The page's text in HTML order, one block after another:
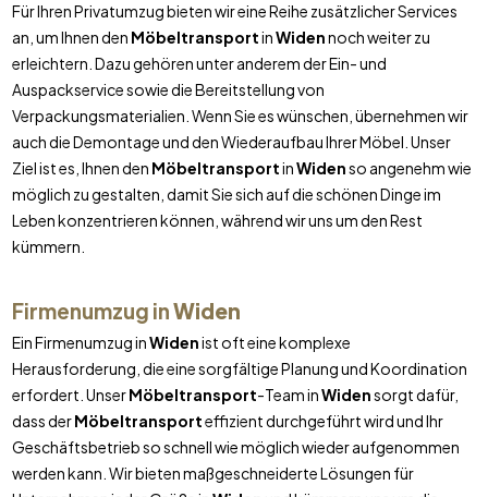
Für Ihren Privatumzug bieten wir eine Reihe zusätzlicher Services
an, um Ihnen den MöbeltransportinWidennoch weiter zu
erleichtern. Dazu gehören unter anderem der Ein- und
Auspackservice sowie die Bereitstellung von
Verpackungsmaterialien. Wenn Sie es wünschen, übernehmen wir
auch die Demontage und den Wiederaufbau Ihrer Möbel. Unser
Ziel ist es, Ihnen den MöbeltransportinWidenso angenehm wie
möglich zu gestalten, damit Sie sich auf die schönen Dinge im
Leben konzentrieren können, während wir uns um den Rest
kümmern.
Firmenumzug inWiden
Ein Firmenumzug inWidenist oft eine komplexe
Herausforderung, die eine sorgfältige Planung und Koordination
erfordert. UnserMöbeltransport-Team inWidensorgt dafür,
dass derMöbeltransporteffizient durchgeführt wird und Ihr
Geschäftsbetrieb so schnell wie möglich wieder aufgenommen
werden kann. Wir bieten maßgeschneiderte Lösungen für